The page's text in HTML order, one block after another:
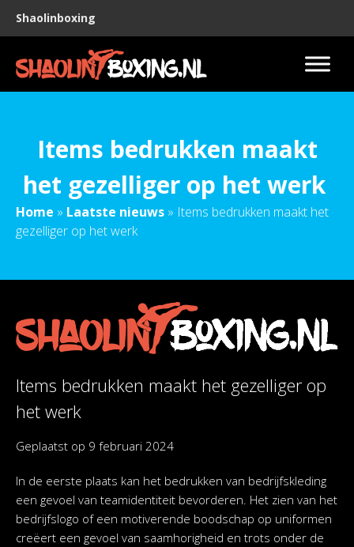
Shaolinboxing
Items bedrukken maakt
het gezelliger op het werk
Home » Laatste nieuws » Items bedrukken maakt het
gezelliger op het werk
Items bedrukken maakt het gezelliger op
het werk
Geplaatst op 9 februari 2024
In de eerste plaats kan het bedrukken van bedrijfskleding
een gevoel van teamidentiteit bevorderen. Het zien van het
bedrijfslogo of een motiverende boodschap op uniformen
creëert een gevoel van saamhorigheid en trots onder de